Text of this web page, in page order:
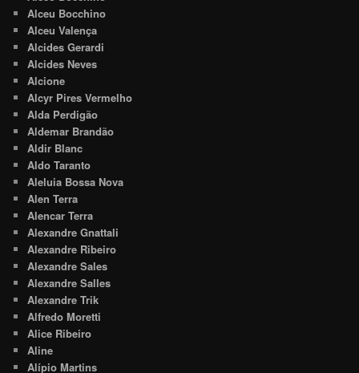
Alceu Bocchino
Alceu Valença
Alcides Gerardi
Alcides Neves
Alcione
Alcyr Pires Vermelho
Alda Perdigão
Aldemar Brandão
Aldir Blanc
Aldo Taranto
Aleluia Bossa Nova
Alen Terra
Alencar Terra
Alexandre Gnattali
Alexandre Ribeiro
Alexandre Sales
Alexandre Salles
Alexandre Trik
Alfredo Moretti
Alice Ribeiro
Aline
Alípio Martins